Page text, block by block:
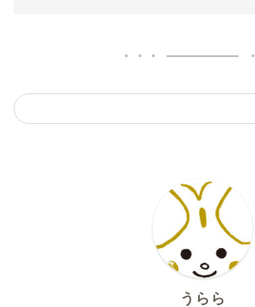
うらら